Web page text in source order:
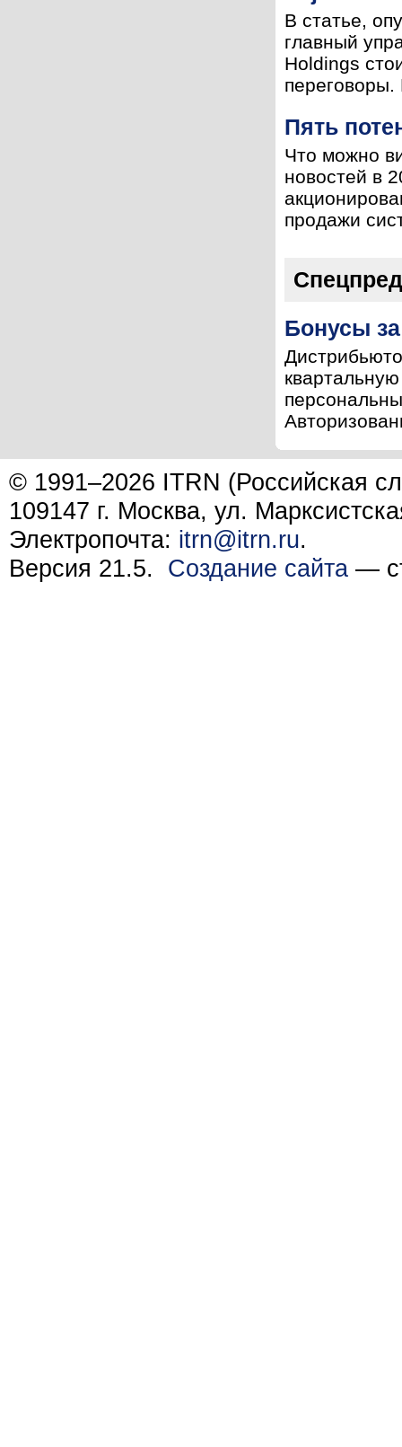
В статье,
главный
Holdings
переговоры.
Пять
Что можно
новостей в
продажи
Бонусы
© 1991–2026 ITRN (Российская
109147 г. Москва, ул.
Электропочта: itrn@itrn.ru.
Версия 21.5. Создание сайта —